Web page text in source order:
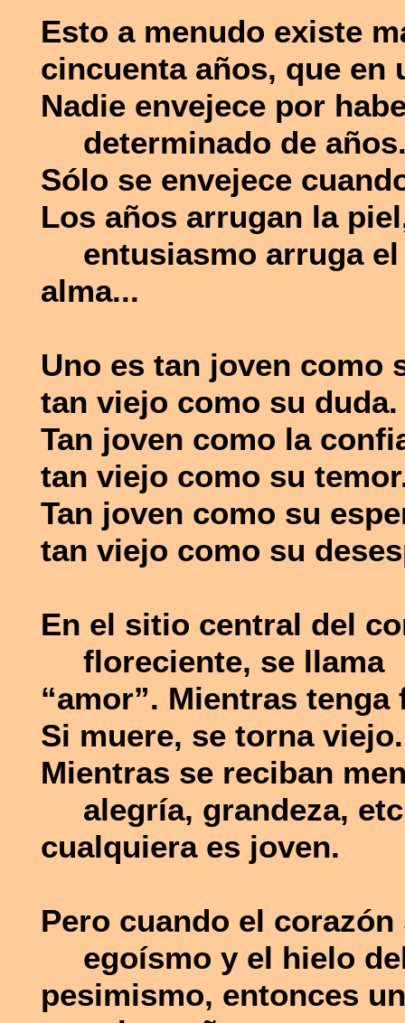
Esto a menudo existe
cincuenta años, que en
Nadie envejece por
determinado de
Sólo se envejece
Los años arrugan la
entusiasmo arruga el
alma...
Uno es tan joven como
tan viejo como su duda.
Tan joven como la
tan viejo como su
Tan joven como su
tan viejo como su
En el sitio central del
floreciente, se llama
“amor”. Mientras
Si muere, se torna
Mientras se reciban
alegría, grandeza,
cualquiera es joven.
Pero cuando el
egoísmo y el hielo
pesimismo, entonces